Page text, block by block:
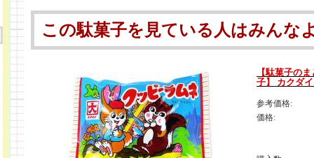
この駄菓子を見ている人はみんな
【駄菓子の
子】 カクダ
参考価格:
価格: